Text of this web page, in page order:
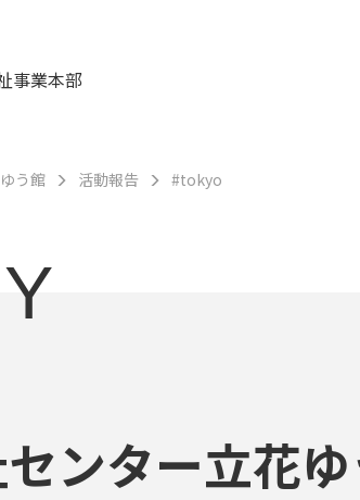
事業本部
う館 活動報告 #tokyo
ンター立花